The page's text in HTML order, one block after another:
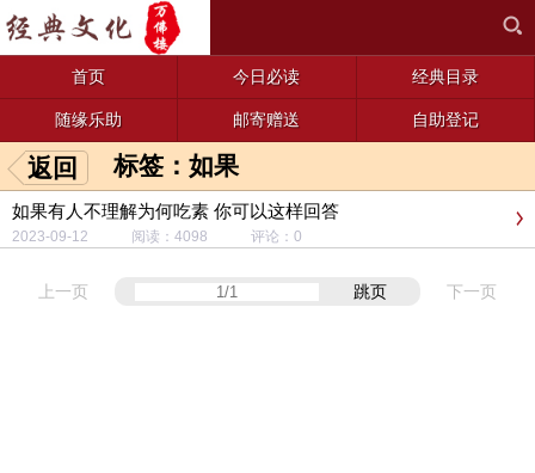
首页 今日必读 经典目录
随缘乐助 邮寄赠送 自助登记
返回 标签：如果
如果有人不理解为何吃素 你可以这样回答
2023-09-12 阅读：4098 评论：0
上一页 跳页 下一页